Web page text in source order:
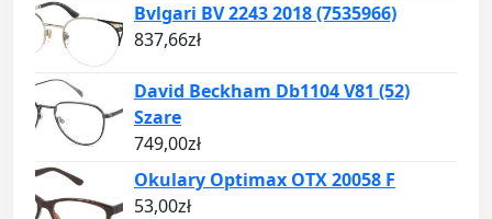
Bvlgari BV 2243 2018 (7535966)
837,66zł
David Beckham Db1104 V81 (52)
Szare
749,00zł
Okulary Optimax OTX 20058 F
53,00zł